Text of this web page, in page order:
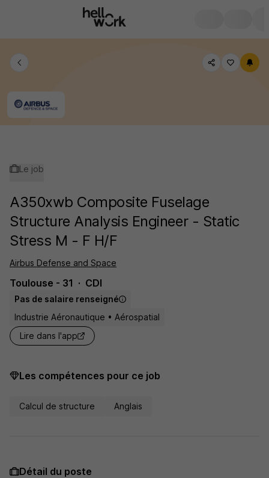
Le job
A350xwb Composite Fuselage
Structure Analysis Engineer - Static
Stress M - F H/F
Airbus Defense and Space
Toulouse - 31 CDI
Pas de salaire renseigné
Industrie Aéronautique • Aérospatial
Lire dans l'app
Les compétences pour ce job
Calcul de structure Anglais
Détail du poste